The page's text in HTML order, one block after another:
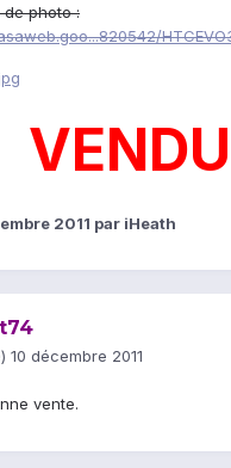
de photo :
VENDU
2011 par iHeath
10 décembre 2011
vente.